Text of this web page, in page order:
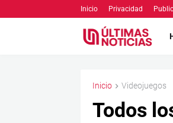
Inicio Privacidad
Inicio Videojuegos
Todos